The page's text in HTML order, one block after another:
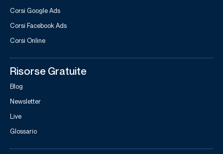
Corsi Google Ads
Corsi Facebook Ads
Corsi Online
Risorse Gratuite
Blog
Newsletter
Live
Glossario